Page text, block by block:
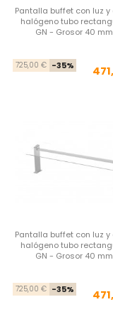
Pantalla buffet con luz y
halógeno tubo
GN - Grosor 40 mm
725,00 € -35%
Pantalla buffet con luz y
halógeno tubo
GN - Grosor 40 mm
725,00 € -35%